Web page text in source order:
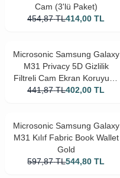
Cam (3'lü Paket)
454,87 TL414,00 TL
Microsonic Samsung Galaxy
M31 Privacy 5D Gizlilik
Filtreli Cam Ekran Koruyucu
Siyah
441,87 TL402,00 TL
Microsonic Samsung Galaxy
M31 Kılıf Fabric Book Wallet
Gold
597,87 TL544,80 TL